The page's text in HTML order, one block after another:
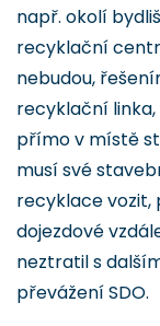
např. okolí
recyklační
nebudou,
recyklační
přímo v místě
musí své
recyklace vozit,
dojezdové
neztratil s
převážení SDO.